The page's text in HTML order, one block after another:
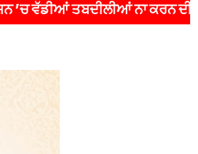
ਤਬਦੀਲੀਆਂ ਨਾ ਕਰਨ ਦੀ ਅਪੀਲ